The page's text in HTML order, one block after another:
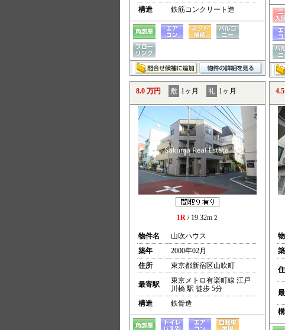
構造
鉄筋コンクリート造
8.0 万円 敷 1ヶ月 礼 1ヶ月
1R / 19.32m 2
物件名
山吹ハウス
築年
2000年02月
住所
東京都新宿区山吹町
最寄駅
東京メトロ有楽町線 江戸
川橋 駅 徒歩 5分
構造
鉄骨造